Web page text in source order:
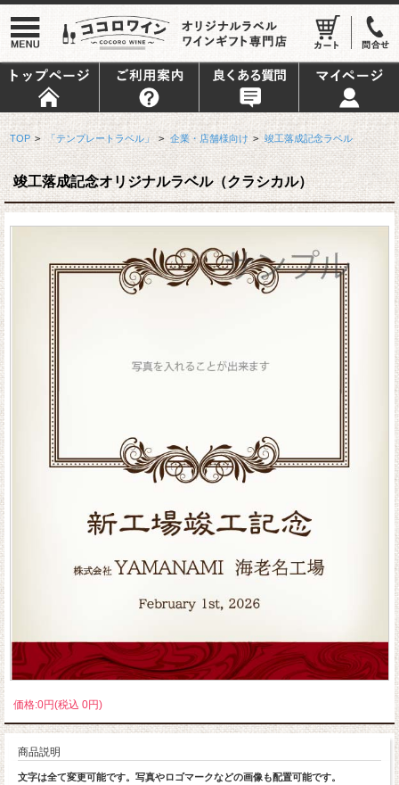
TOP > 「テンプレートラベル」 > 企業・店舗様向け > 竣工落成記念ラベル
竣工落成記念オリジナルラベル（クラシカル）
価格:0円(税込 0円)
商品説明
文字は全て変更可能です。写真やロゴマークなどの画像も配置可能です。